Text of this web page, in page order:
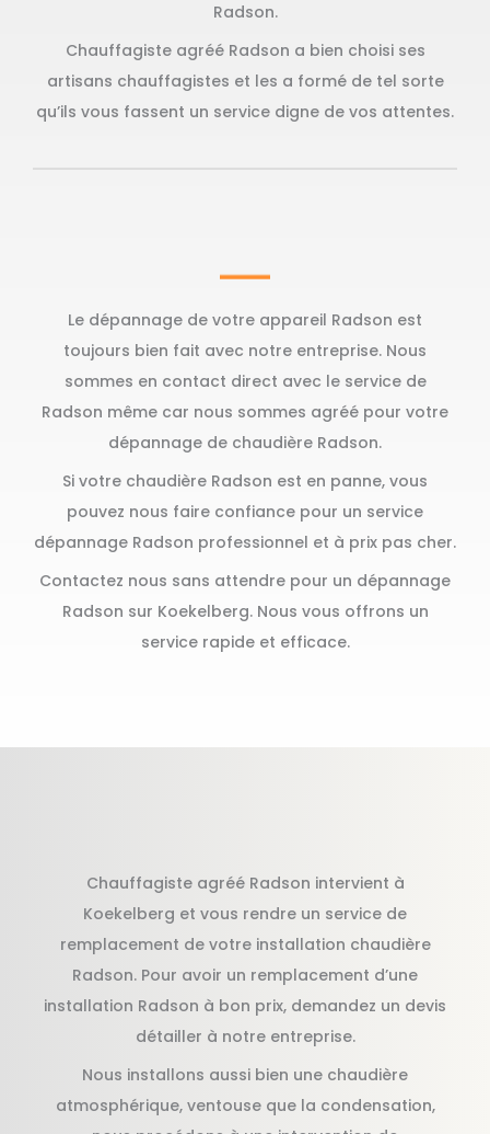
Radson.
Chauffagiste agréé Radson a bien choisi ses
artisans chauffagistes et les a formé de tel sorte
qu’ils vous fassent un service digne de vos attentes.
Le dépannage de votre appareil Radson est
toujours bien fait avec notre entreprise. Nous
sommes en contact direct avec le service de
Radson même car nous sommes agréé pour votre
dépannage de chaudière Radson.
Si votre chaudière Radson est en panne, vous
pouvez nous faire confiance pour un service
dépannage Radson professionnel et à prix pas cher.
Contactez nous sans attendre pour un dépannage
Radson sur Koekelberg. Nous vous offrons un
service rapide et efficace.
Chauffagiste agréé Radson intervient à
Koekelberg et vous rendre un service de
remplacement de votre installation chaudière
Radson. Pour avoir un remplacement d’une
installation Radson à bon prix, demandez un devis
détailler à notre entreprise.
Nous installons aussi bien une chaudière
atmosphérique, ventouse que la condensation,